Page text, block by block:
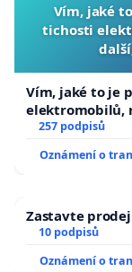
Vím, jaké
tichosti
Vím, jaké to je
elektromobilů,
zaveďme
257 podpisů
Oznámení o
Zastavte
10 podpisů
Oznámení o